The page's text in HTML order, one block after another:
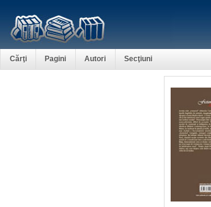
Cărţi Pagini Autori Secţiuni